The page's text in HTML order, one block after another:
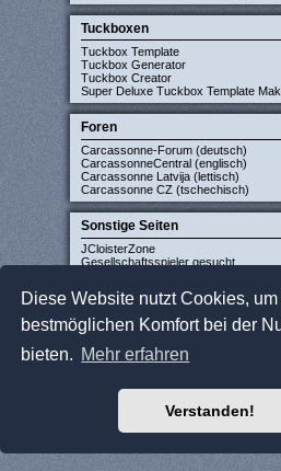
Diese Website nutzt Cookies,
bestmöglichen Komfort bei der
bieten. Mehr erfahren
Verstanden!
Tuckboxen
Tuckbox Template
Tuckbox Generator
Tuckbox Creator
Super Deluxe Tuckbox Template
Foren
Carcassonne-Forum (deutsch)
CarcassonneCentral (englisch)
Carcassonne Latvija (lettisch)
Carcassonne CZ (tschechisch)
Sonstige Seiten
JCloisterZone
Gesellschaftsspieler gesucht